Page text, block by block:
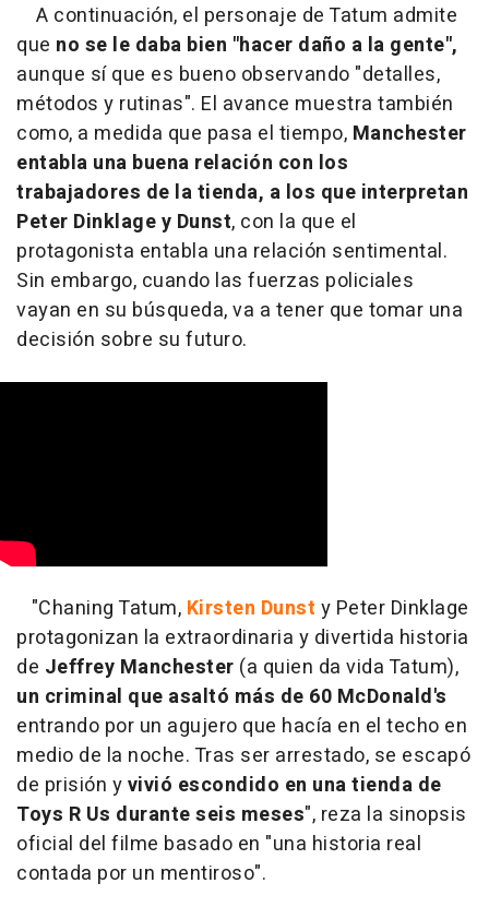
A continuación, el personaje de Tatum admite
que no se le daba bien "hacer daño a la gente",
aunque sí que es bueno observando "detalles,
métodos y rutinas". El avance muestra también
como, a medida que pasa el tiempo, Manchester
entabla una buena relación con los
trabajadores de la tienda, a los que interpretan
Peter Dinklage y Dunst, con la que el
protagonista entabla una relación sentimental.
Sin embargo, cuando las fuerzas policiales
vayan en su búsqueda, va a tener que tomar una
decisión sobre su futuro.
"Chaning Tatum, Kirsten Dunst y Peter Dinklage
protagonizan la extraordinaria y divertida historia
de Jeffrey Manchester (a quien da vida Tatum),
un criminal que asaltó más de 60 McDonald's
entrando por un agujero que hacía en el techo en
medio de la noche. Tras ser arrestado, se escapó
de prisión yvivió escondido en una tienda de
Toys R Us durante seis meses", reza la sinopsis
oficial del filme basado en "una historia real
contada por un mentiroso".